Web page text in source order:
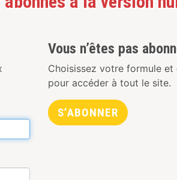
Vous n’êtes pas
Choisissez votre formule
pour accéder à tout le site.
S’ABONNER